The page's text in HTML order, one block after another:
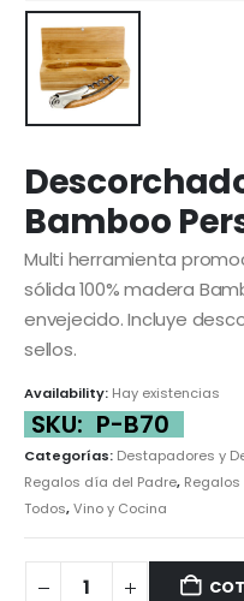
Bamboo
Multi herramienta
sólida 100% madera
envejecido. Incluye
sellos.
Availability: Hay existencias
SKU: P-B70
Categorías: Destapadores y
Regalos día del Padre,
Todos,Vino y Cocina